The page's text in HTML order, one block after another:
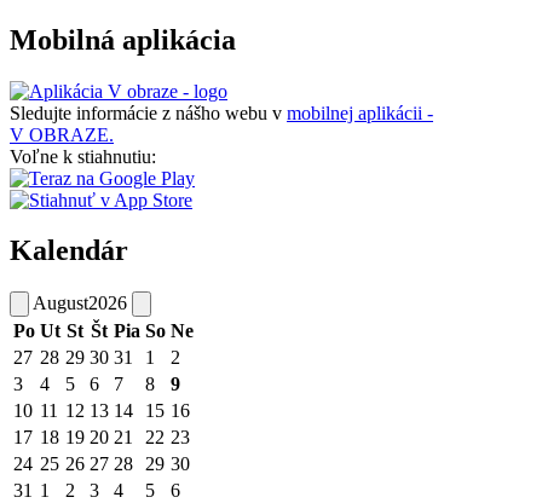
Mobilná aplikácia
Sledujte informácie z nášho webu v mobilnej aplikácii -
V OBRAZE.
Voľne k stiahnutiu:
Kalendár
August2026
Po Ut St Št Pia So Ne
27 28 29 30 31 1
2
3
4 5 6 7 8
9
10 11 12 13 14 15 16
17 18 19 20 21 22 23
24 25 26 27 28 29 30
31 1 2 3 4 5 6